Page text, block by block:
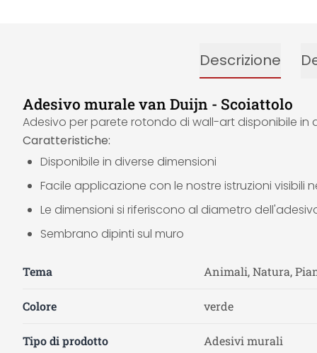
Descrizione
Adesivo murale van Duijn - Scoiattolo
Adesivo per parete rotondo di wall-art disponibile in
Caratteristiche:
Disponibile in diverse dimensioni
Facile applicazione con le nostre istruzioni visibili
Le dimensioni si riferiscono al diametro
Sembrano dipinti sul muro
Tema Animali, Natura,
Colore verde
Tipo di prodotto Adesivi murali